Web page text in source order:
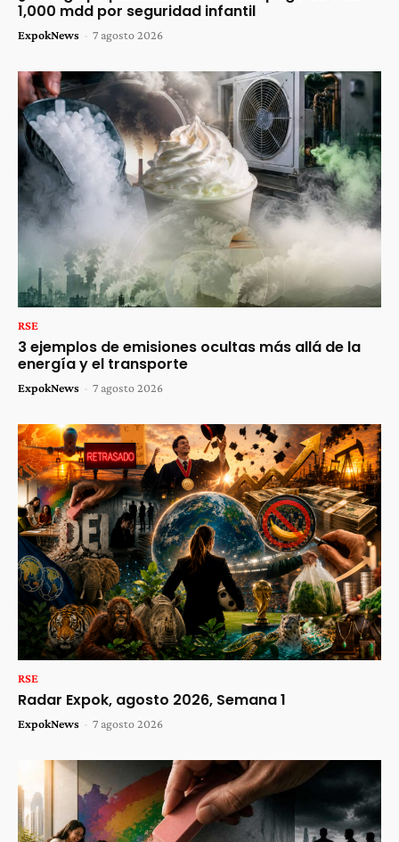
1,000 mdd por seguridad infantil
ExpokNews - 7 agosto 2026
RSE
3 ejemplos de emisiones ocultas más allá de la
energía y el transporte
ExpokNews - 7 agosto 2026
RSE
Radar Expok, agosto 2026, Semana 1
ExpokNews - 7 agosto 2026